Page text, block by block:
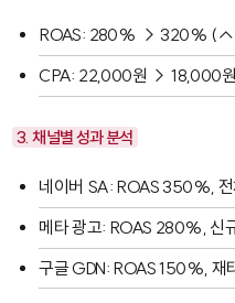
ROAS: 280% → 320% (↑
CPA: 22,000원 → 18,000
3. 채널별 성과 분석
네이버 SA: ROAS 350%,
메타 광고: ROAS 280%, 신
구글 GDN: ROAS 150%, 재